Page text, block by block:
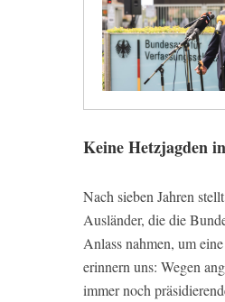
Keine Hetzjagden
Nach sieben Jahren
Ausländer, die die
Anlass nahmen, um
erinnern uns: Wegen
immer noch